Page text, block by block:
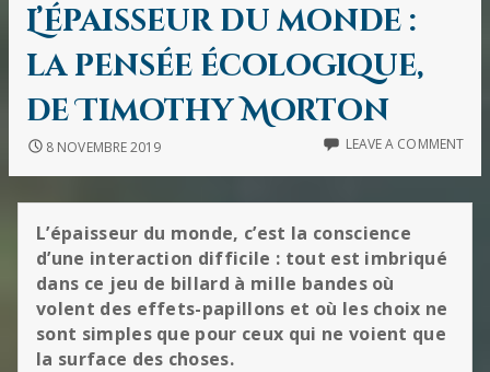
L’épaisseur du monde :
la pensée écologique,
de Timothy Morton
8 NOVEMBRE 2019 LEAVE A COMMENT
L’épaisseur du monde, c’est la conscience
d’une interaction difficile : tout est imbriqué
dans ce jeu de billard à mille bandes où
volent des effets-papillons et où les choix ne
sont simples que pour ceux qui ne voient que
la surface des choses.